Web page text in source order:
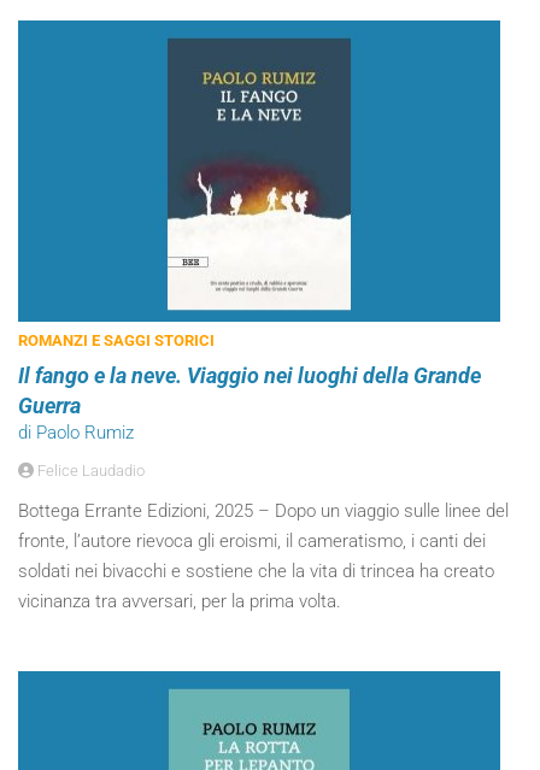
ROMANZI E SAGGI STORICI
Il fango e la neve. Viaggio nei luoghi della Grande
Guerra
di Paolo Rumiz
Felice Laudadio
Bottega Errante Edizioni, 2025 – Dopo un viaggio sulle linee del
fronte, l’autore rievoca gli eroismi, il cameratismo, i canti dei
soldati nei bivacchi e sostiene che la vita di trincea ha creato
vicinanza tra avversari, per la prima volta.